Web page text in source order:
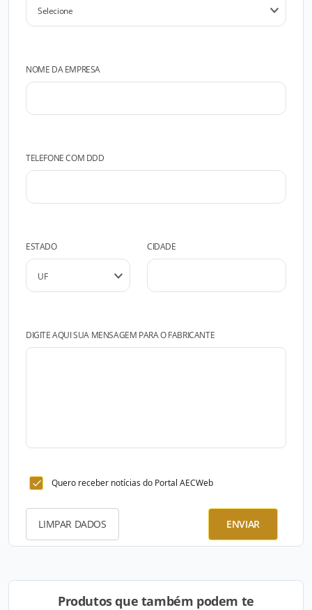
NOME DA EMPRESA
TELEFONE COM DDD
ESTADO CIDADE
DIGITE AQUI SUA MENSAGEM PARA O FABRICANTE
Quero receber notícias do Portal AECWeb
LIMPAR DADOS ENVIAR
Produtos que também podem te